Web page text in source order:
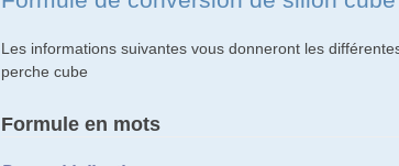
Les informations suivantes vous donneront les
perche cube
Formule en mots